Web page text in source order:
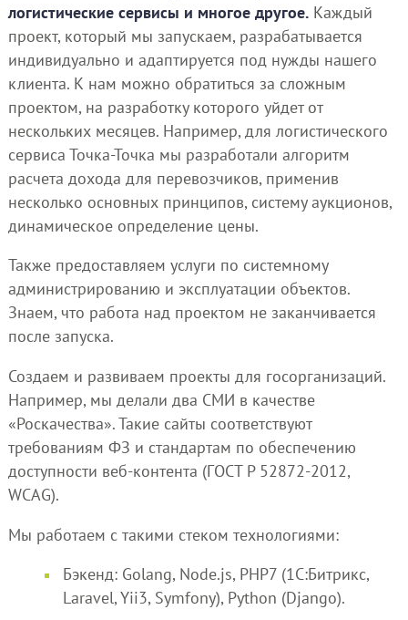
логистические сервисы и многое другое.Каждый
проект, который мы запускаем, разрабатывается
индивидуально и адаптируется под нужды нашего
клиента. К нам можно обратиться за сложным
проектом, на разработку которого уйдет от
нескольких месяцев. Например, для логистического
сервиса Точка-Точка мы разработали алгоритм
расчета дохода для перевозчиков, применив
несколько основных принципов, систему аукционов,
динамическое определение цены.
Также предоставляем услуги по системному
администрированию и эксплуатации объектов.
Знаем, что работа над проектом не заканчивается
после запуска.
Создаем и развиваем проекты для госорганизаций.
Например, мы делали два СМИ в качестве
«Роскачества». Такие сайты соответствуют
требованиям ФЗ и стандартам по обеспечению
доступности веб-контента (ГОСТ Р 52872-2012,
WCAG).
Мы работаем с такими стеком технологиями:
Бэкенд: Golang, Node.js, PHP7 (1С:Битрикс,
Laravel, Yii3, Symfony), Python (Django).